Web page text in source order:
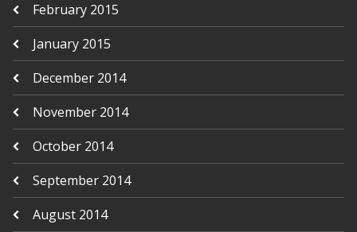
February 2015
January 2015
December 2014
November 2014
October 2014
September 2014
August 2014